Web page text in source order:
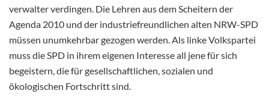
verwalter verdingen. Die Lehren aus dem Scheitern der
Agenda 2010 und der industriefreundlichen alten NRW-SPD
müssen unumkehrbar gezogen werden. Als linke Volkspartei
muss die SPD in ihrem eigenen Interesse all jene für sich
begeistern, die für gesellschaftlichen, sozialen und
ökologischen Fortschritt sind.